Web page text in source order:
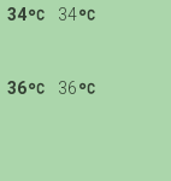
34
34
36
36